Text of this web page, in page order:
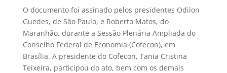
O documento foi assinado pelos presidentes Odilon
Guedes, de São Paulo, e Roberto Matos, do
Maranhão, durante a Sessão Plenária Ampliada do
Conselho Federal de Economia (Cofecon), em
Brasília. A presidente do Cofecon, Tania Cristina
Teixeira, participou do ato, bem com os demais